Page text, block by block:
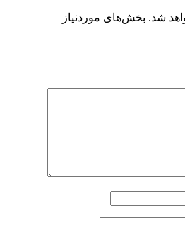
شد. بخش‌های موردنیاز